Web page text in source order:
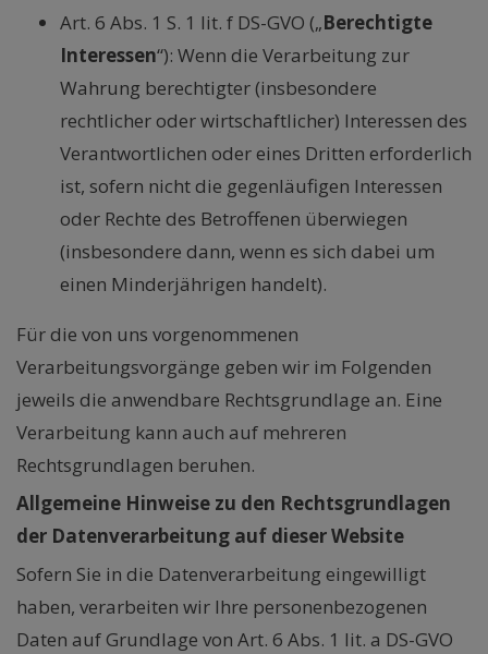
Art. 6 Abs. 1 S. 1 lit. f DS-GVO („Berechtigte
Interessen“): Wenn die Verarbeitung zur
Wahrung berechtigter (insbesondere
rechtlicher oder wirtschaftlicher) Interessen des
Verantwortlichen oder eines Dritten erforderlich
ist, sofern nicht die gegenläufigen Interessen
oder Rechte des Betroffenen überwiegen
(insbesondere dann, wenn es sich dabei um
einen Minderjährigen handelt).
Für die von uns vorgenommenen
Verarbeitungsvorgänge geben wir im Folgenden
jeweils die anwendbare Rechtsgrundlage an. Eine
Verarbeitung kann auch auf mehreren
Rechtsgrundlagen beruhen.
Allgemeine Hinweise zu den Rechtsgrundlagen
der Datenverarbeitung auf dieser Website
Sofern Sie in die Datenverarbeitung eingewilligt
haben, verarbeiten wir Ihre personenbezogenen
Daten auf Grundlage von Art. 6 Abs. 1 lit. a DS-GVO